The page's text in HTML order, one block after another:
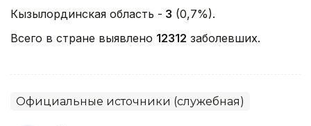
Кызылординская область - 3 (0,7%).
Всего в стране выявлено 12312 заболевших.
Официальные источники (служебная)